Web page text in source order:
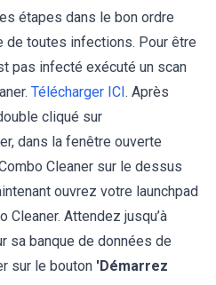
étapes dans le bon ordre
de toutes infections. Pour être
pas infecté exécuté un scan
Télécharger ICI. Après
cliqué sur
dans la fenêtre ouverte
Cleaner sur le dessus
ouvrez votre launchpad
Cleaner. Attendez jusqu’à
sa banque de données de
sur le bouton 'Démarrez